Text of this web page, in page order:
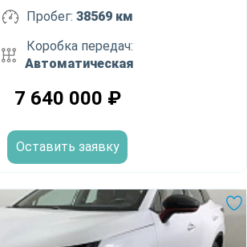
Пробег: 38569 км
Коробка передач:
Автоматическая
7 640 000 ₽
Оставить заявку